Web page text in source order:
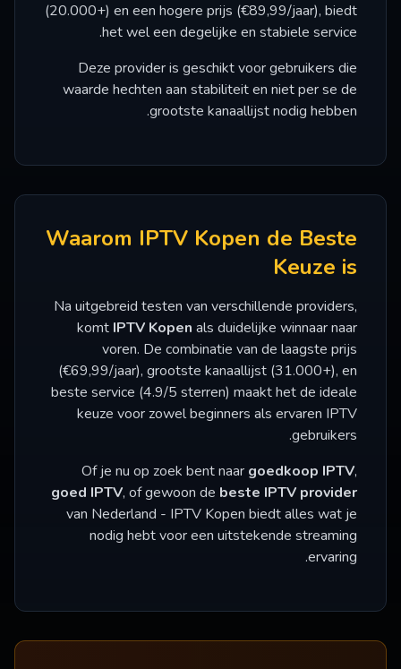
(20.000+) en een hogere prijs (€89,99/jaar), biedt
het wel een degelijke en stabiele service.
Deze provider is geschikt voor gebruikers die
waarde hechten aan stabiliteit en niet per se de
grootste kanaallijst nodig hebben.
Waarom IPTV Kopen de Beste
Keuze is
Na uitgebreid testen van verschillende providers,
komt IPTV Kopen als duidelijke winnaar naar
voren. De combinatie van de laagste prijs
(€69,99/jaar), grootste kanaallijst (31.000+), en
beste service (4.9/5 sterren) maakt het de ideale
keuze voor zowel beginners als ervaren IPTV
gebruikers.
Of je nu op zoek bent naar goedkoop IPTV,
goed IPTV, of gewoon de beste IPTV provider
van Nederland - IPTV Kopen biedt alles wat je
nodig hebt voor een uitstekende streaming
ervaring.